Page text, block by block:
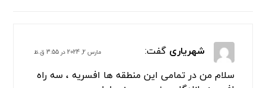
سروران گرامی است.
حمل خودرو با جرثقیل نیز توسط انواع جرثقیل های کفی و
دکل دار، جرثقیل حمل خودرو، ... می باشد.